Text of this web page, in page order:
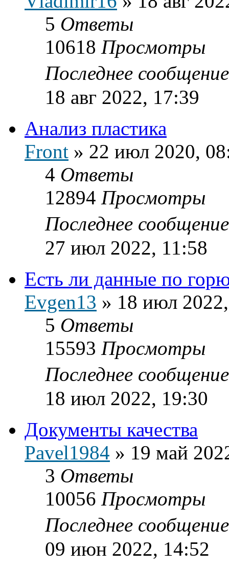
5 Ответы
10618 Просмотры
Последнее
18 авг 2022, 17:39
Анализ пластика
Front » 22 июл 2020,
4 Ответы
12894 Просмотры
Последнее
27 июл 2022, 11:58
Есть ли данные по
Evgen13 » 18 июл
5 Ответы
15593 Просмотры
Последнее
18 июл 2022, 19:30
Документы качества
Pavel1984 » 19 май
3 Ответы
10056 Просмотры
Последнее
09 июн 2022, 14:52